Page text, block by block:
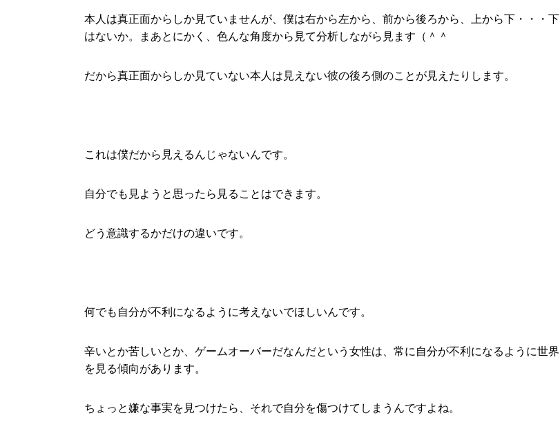
本人は真正面からしか見ていませんが、僕は右から左から、前から後ろから、上から下・・・下
はないか。まあとにかく、色んな角度から見て分析しながら見ます（＾＾
だから真正面からしか見ていない本人は見えない彼の後ろ側のことが見えたりします。
これは僕だから見えるんじゃないんです。
自分でも見ようと思ったら見ることはできます。
どう意識するかだけの違いです。
何でも自分が不利になるように考えないでほしいんです。
辛いとか苦しいとか、ゲームオーバーだなんだという女性は、常に自分が不利になるように世界
を見る傾向があります。
ちょっと嫌な事実を見つけたら、それで自分を傷つけてしまうんですよね。